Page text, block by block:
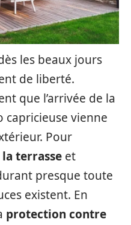
les beaux jours
de liberté.
que l’arrivée de la
vienne
Pour
terrasse et
presque toute
existent. En
protection contre